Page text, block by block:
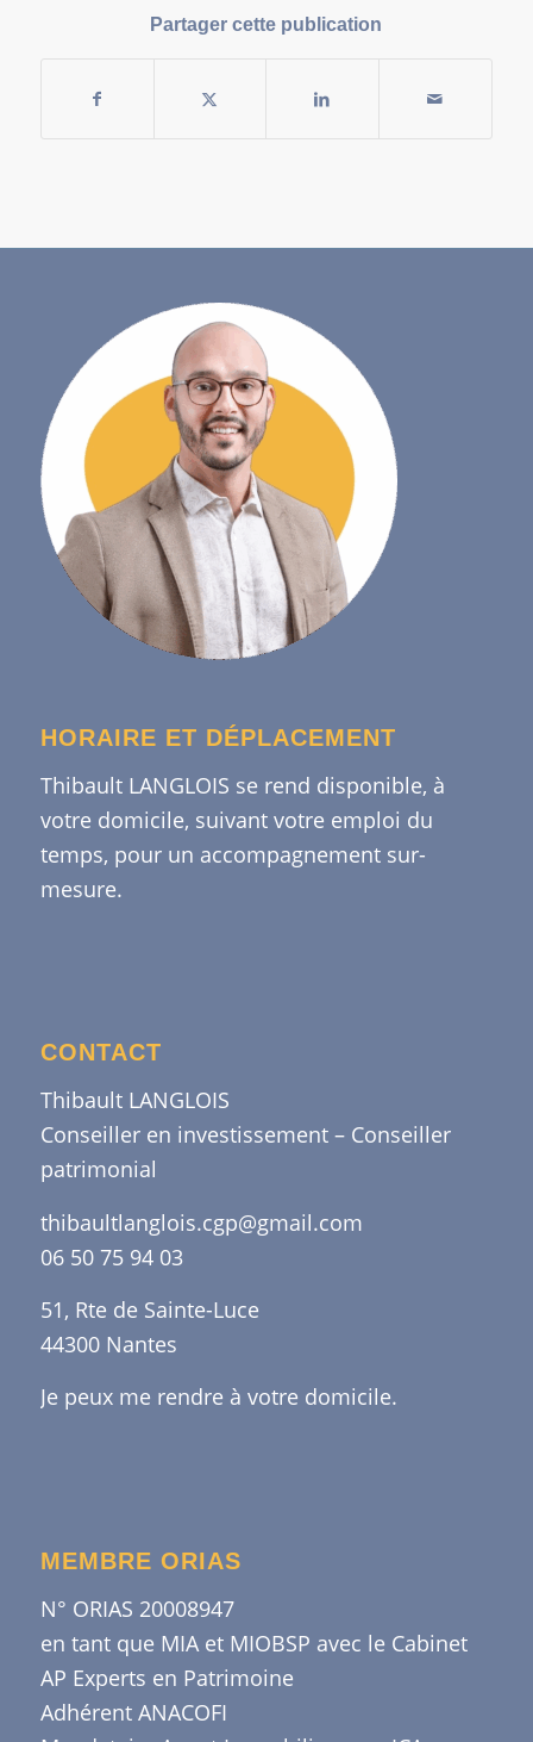
Partager cette publication
HORAIRE ET DÉPLACEMENT
Thibault LANGLOIS se rend disponible, à
votre domicile, suivant votre emploi du
temps, pour un accompagnement sur-
mesure.
CONTACT
Thibault LANGLOIS
Conseiller en investissement – Conseiller
patrimonial
thibaultlanglois.cgp@gmail.com
06 50 75 94 03
51, Rte de Sainte-Luce
44300 Nantes
Je peux me rendre à votre domicile.
MEMBRE ORIAS
N° ORIAS 20008947
en tant que MIA et MIOBSP avec le Cabinet
AP Experts en Patrimoine
Adhérent ANACOFI